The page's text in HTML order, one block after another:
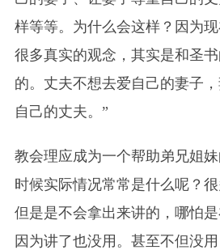
样等等。为什么会这样？因为
很多真实的观念，其实是和圣
的。丈夫不想去爱自己的妻子
自己的丈夫。”
教会理应成为一个帮助弟兄姐
时候实际情况常常是什么呢？很
但是是不会拿出来讲的，哪怕是
因为讲了也没用。甚至不但没